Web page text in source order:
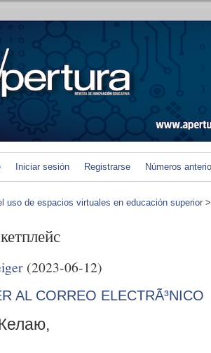
Iniciar sesión Registrarse Números
uso de espacios virtuales en educación superior
(2023-06-12)
AL CORREO ELECTRÃ³NICO